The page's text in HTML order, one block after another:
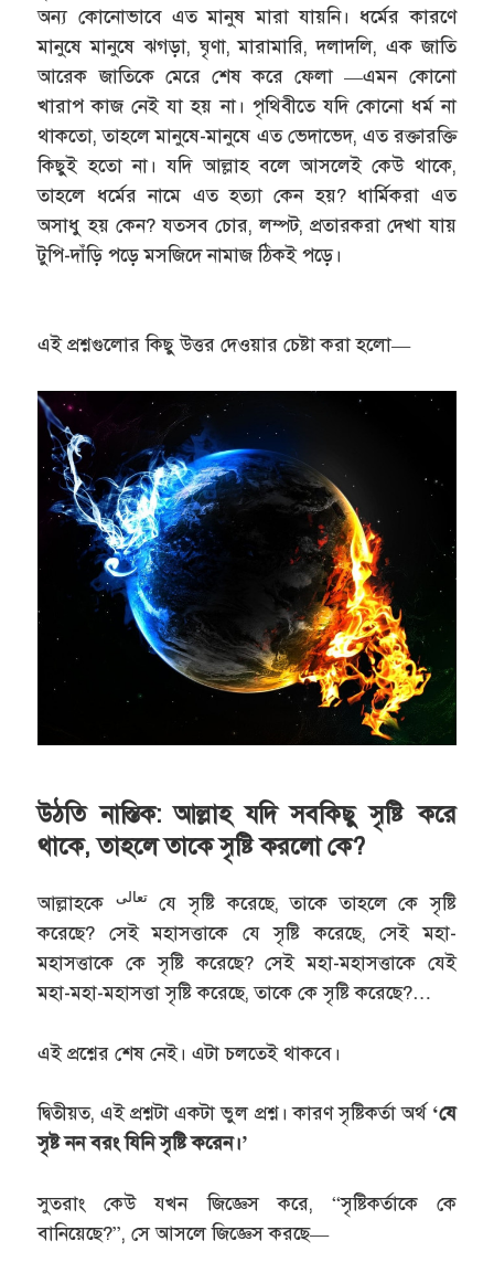
অন্য কোনোভাবে এত মানুষ মারা যায়নি। ধর্মের কারণে
মানুষে মানুষে ঝগড়া, ঘৃণা, মারামারি, দলাদলি, এক জাতি
আরেক জাতিকে মেরে শেষ করে ফেলা —এমন কোনো
খারাপ কাজ নেই যা হয় না। পৃথিবীতে যদি কোনো ধর্ম না
থাকতো, তাহলে মানুষে-মানুষে এত ভেদাভেদ, এত রক্তারক্তি
কিছুই হতো না। যদি আল্লাহ বলে আসলেই কেউ থাকে,
তাহলে ধর্মের নামে এত হত্যা কেন হয়? ধার্মিকরা এত
অসাধু হয় কেন? যতসব চোর, লম্পট, প্রতারকরা দেখা যায়
টুপি-দাঁড়ি পড়ে মসজিদে নামাজ ঠিকই পড়ে।
এই প্রশ্নগুলোর কিছু উত্তর দেওয়ার চেষ্টা করা হলো—
উঠতি নাস্তিক: আল্লাহ যদি সবকিছু সৃষ্টি করে
থাকে, তাহলে তাকে সৃষ্টি করলো কে?
আল্লাহকে تعالىযে সৃষ্টি করেছে, তাকে তাহলে কে সৃষ্টি
করেছে? সেই মহাসত্তাকে যে সৃষ্টি করেছে, সেই মহা-
মহাসত্তাকে কে সৃষ্টি করেছে? সেই মহা-মহাসত্তাকে যেই
মহা-মহা-মহাসত্তা সৃষ্টি করেছে, তাকে কে সৃষ্টি করেছে?…
এই প্রশ্নের শেষ নেই। এটা চলতেই থাকবে।
দ্বিতীয়ত, এই প্রশ্নটা একটা ভুল প্রশ্ন। কারণ সৃষ্টিকর্তা অর্থ ‘যে
সৃষ্ট নন বরং যিনি সৃষ্টি করেন।’
সুতরাং কেউ যখন জিজ্ঞেস করে, “সৃষ্টিকর্তাকে কে
বানিয়েছে?”, সে আসলে জিজ্ঞেস করছে—